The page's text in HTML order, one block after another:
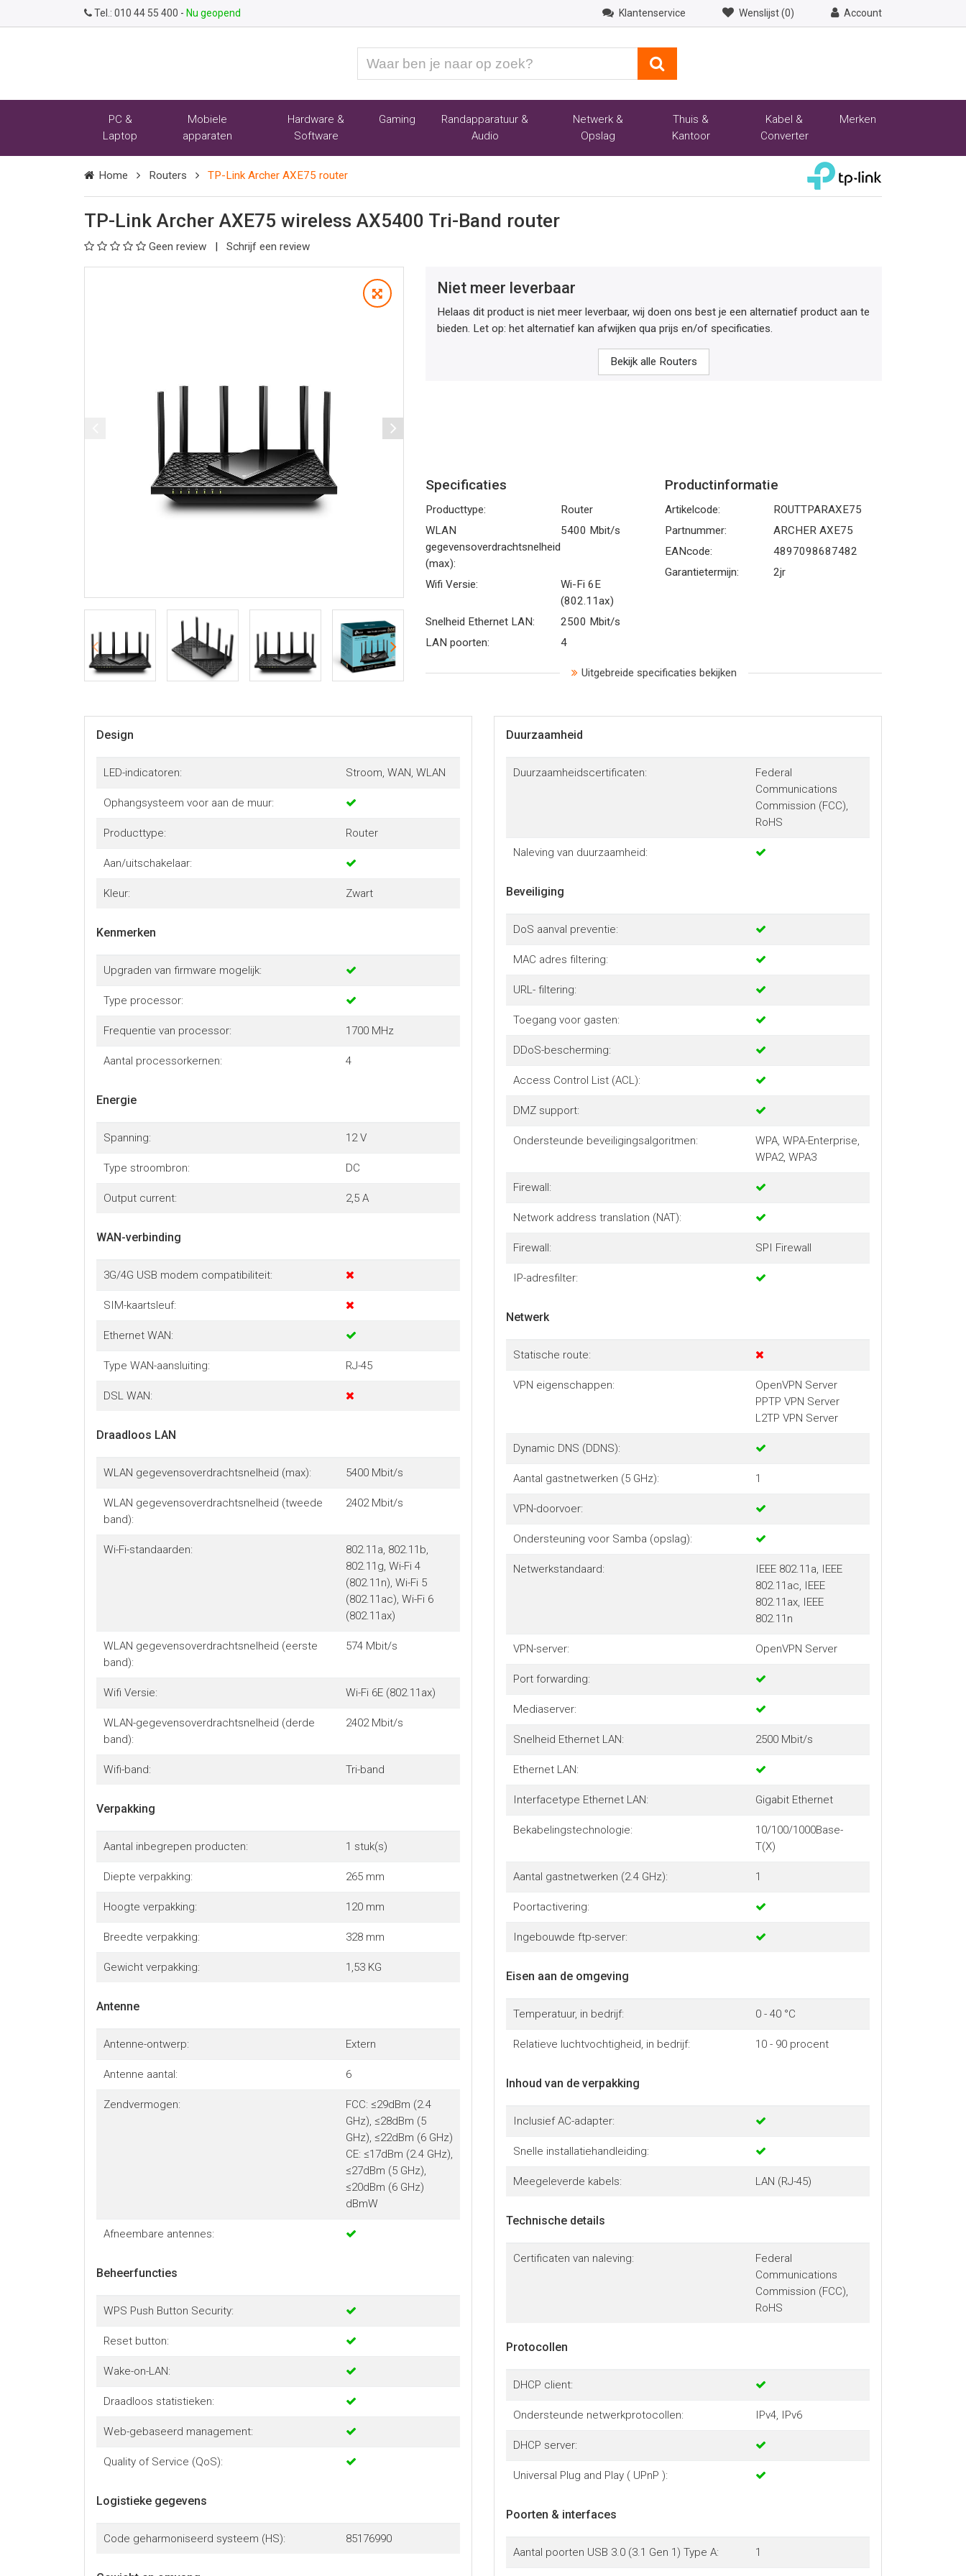
Tel.: 010 44 55 400 - Nu geopend Klantenservice Wenslijst (0) Account
ben
naar
PC &
Laptop
Mobiele
apparaten
Hardware &
Software
Gaming
Randapparatuur &
Audio
Netwerk &
Opslag
Thuis &
Kantoor
Kabel &
Converter
Merken
Home Routers TP-Link Archer AXE75 router
TP-Link Archer AXE75 wireless AX5400 Tri-Band router
Geen review Schrijf een review
Niet meer leverbaar
Helaas dit product is niet meer leverbaar, wij doen ons best je een alternatief product aan te
bieden. Let op: het alternatief kan afwijken qua prijs en/of specificaties.
Bekijk alle Routers
Specificaties
Producttype:
Router
WLAN
gegevensoverdrachtsnelheid
(max):
5400 Mbit/s
Wifi Versie:
Wi-Fi 6E
(802.11ax)
Snelheid Ethernet LAN:
2500 Mbit/s
LAN poorten:
4
Productinformatie
Artikelcode:
ROUTTPARAXE75
Partnummer:
ARCHER AXE75
EANcode:
4897098687482
Garantietermijn:
2jr
Uitgebreide specificaties bekijken
Design
LED-indicatoren: Stroom, WAN, WLAN
Ophangsysteem voor aan de muur:
Producttype: Router
Aan/uitschakelaar:
Kleur: Zwart
Kenmerken
Upgraden van firmware mogelijk:
Type processor:
Frequentie van processor: 1700 MHz
Aantal processorkernen: 4
Energie
Spanning: 12 V
Type stroombron: DC
Output current: 2,5 A
WAN-verbinding
3G/4G USB modem compatibiliteit:
SIM-kaartsleuf:
Ethernet WAN:
Type WAN-aansluiting: RJ-45
DSL WAN:
Draadloos LAN
WLAN gegevensoverdrachtsnelheid (max): 5400 Mbit/s
WLAN gegevensoverdrachtsnelheid (tweede
band):
2402 Mbit/s
Wi-Fi-standaarden:
802.11a, 802.11b,
802.11g, Wi-Fi 4
(802.11n), Wi-Fi 5
(802.11ac), Wi-Fi 6
(802.11ax)
WLAN gegevensoverdrachtsnelheid (eerste
band):
574 Mbit/s
Wifi Versie: Wi-Fi 6E (802.11ax)
WLAN-gegevensoverdrachtsnelheid (derde
band):
2402 Mbit/s
Wifi-band: Tri-band
Verpakking
Aantal inbegrepen producten: 1 stuk(s)
Diepte verpakking: 265 mm
Hoogte verpakking: 120 mm
Breedte verpakking: 328 mm
Gewicht verpakking: 1,53 KG
Antenne
Antenne-ontwerp: Extern
Antenne aantal: 6
Zendvermogen:
FCC: ≤29dBm (2.4
GHz), ≤28dBm (5
GHz), ≤22dBm (6 GHz)
CE: ≤17dBm (2.4 GHz),
≤27dBm (5 GHz),
≤20dBm (6 GHz)
dBmW
Afneembare antennes:
Beheerfuncties
WPS Push Button Security:
Reset button:
Wake-on-LAN:
Draadloos statistieken:
Web-gebaseerd management:
Quality of Service (QoS):
Logistieke gegevens
Code geharmoniseerd systeem (HS): 85176990
Duurzaamheid
Duurzaamheidscertificaten:
Federal
Communications
Commission (FCC),
RoHS
Naleving van duurzaamheid:
Beveiliging
DoS aanval preventie:
MAC adres filtering:
URL- filtering:
Toegang voor gasten:
DDoS-bescherming:
Access Control List (ACL):
DMZ support:
Ondersteunde beveiligingsalgoritmen:
WPA, WPA-Enterprise,
WPA2, WPA3
Firewall:
Network address translation (NAT):
Firewall: SPI Firewall
IP-adresfilter:
Netwerk
Statische route:
VPN eigenschappen:
OpenVPN Server
PPTP VPN Server
L2TP VPN Server
Dynamic DNS (DDNS):
Aantal gastnetwerken (5 GHz): 1
VPN-doorvoer:
Ondersteuning voor Samba (opslag):
Netwerkstandaard:
IEEE 802.11a, IEEE
802.11ac, IEEE
802.11ax, IEEE
802.11n
VPN-server: OpenVPN Server
Port forwarding:
Mediaserver:
Snelheid Ethernet LAN: 2500 Mbit/s
Ethernet LAN:
Interfacetype Ethernet LAN: Gigabit Ethernet
Bekabelingstechnologie:
10/100/1000Base-
T(X)
Aantal gastnetwerken (2.4 GHz): 1
Poortactivering:
Ingebouwde ftp-server:
Eisen aan de omgeving
Temperatuur, in bedrijf: 0 - 40 °C
Relatieve luchtvochtigheid, in bedrijf: 10 - 90 procent
Inhoud van de verpakking
Inclusief AC-adapter:
Snelle installatiehandleiding:
Meegeleverde kabels: LAN (RJ-45)
Technische details
Certificaten van naleving:
Federal
Communications
Commission (FCC),
RoHS
Protocollen
DHCP client:
Ondersteunde netwerkprotocollen: IPv4, IPv6
DHCP server:
Universal Plug and Play ( UPnP ):
Poorten & interfaces
Aantal poorten USB 3.0 (3.1 Gen 1) Type A: 1